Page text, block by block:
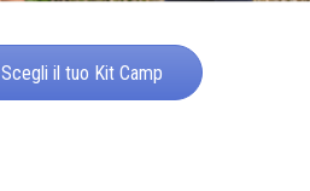
Scegli il tuo Kit Camp